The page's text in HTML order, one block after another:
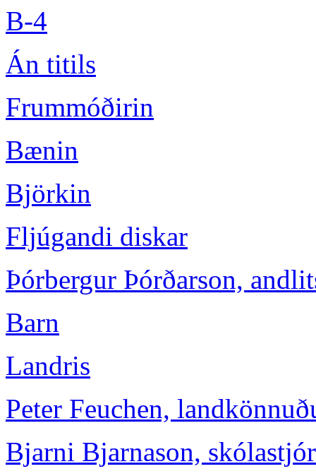
B-4
Án titils
Frummóðirin
Bænin
Björkin
Fljúgandi diskar
Þórbergur Þórðarson,
Barn
Landris
Peter Feuchen,
Bjarni Bjarnason,